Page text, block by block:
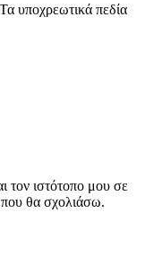
Τα υποχρεωτικά πεδία
τον ιστότοπο μου σε
θα σχολιάσω.